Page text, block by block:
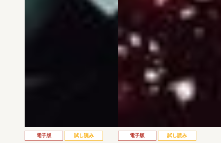
電子版 試し読み 電子版 試し読み